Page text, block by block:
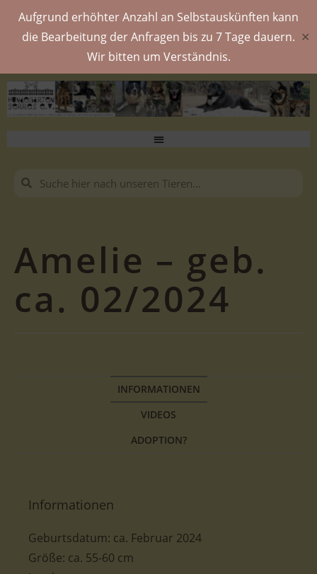
Aufgrund erhöhter Anzahl an Selbstauskünften kann
die Bearbeitung der Anfragen bis zu 7 Tage dauern.
Wir bitten um Verständnis.
✕
Amelie – geb.
ca. 02/2024
INFORMATIONEN
VIDEOS
ADOPTION?
Informationen
Geburtsdatum: ca. Februar 2024
Größe: ca. 55-60 cm